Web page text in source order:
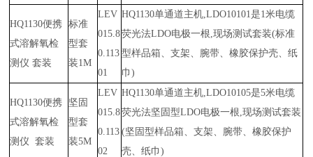
HQ1130便携
式溶解氧检
测仪 套装
标准
型套
装1M
LEV
015.8
0.113
01
HQ1130单通道主机,LDO10101是1米电缆
荧光法LDO电极一根,现场测试套装(标准
型样品箱、支架、腕带、橡胶保护壳、纸
巾)
HQ1130便携
式溶解氧检
测仪
套装
坚固
型套
装5M
LEV
015.8
0.113
02
HQ1130单通道主机,LDO10105是5米电缆
荧光法坚固型LDO电极一根,现场测试套装
(坚固型样品箱、支架、腕带、橡胶保护
壳、纸巾)